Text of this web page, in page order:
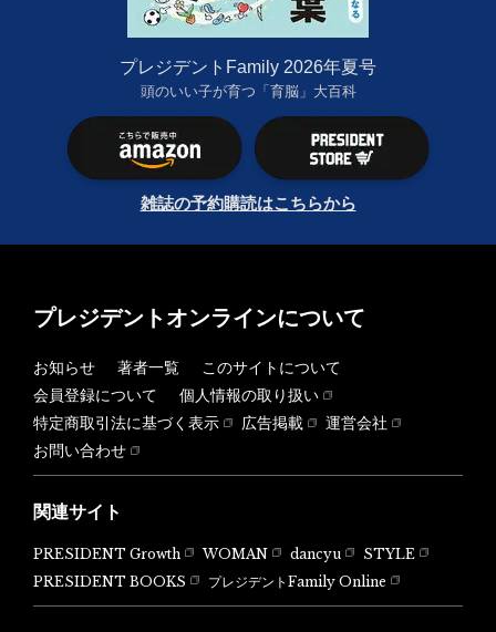
プレジデントFamily 2026年夏号
頭のいい子が育つ「育脳」大百科
雑誌の予約購読はこちらから
プレジデントオンラインについて
お知らせ 著者一覧
このサイトについて
会員登録について
個人情報の取り扱い
特定商取引法に基づく表示
広告掲載
運営会社
お問い合わせ
関連サイト
PRESIDENT Growth WOMAN dancyu
STYLE
PRESIDENT BOOKS
プレジデントFamily Online